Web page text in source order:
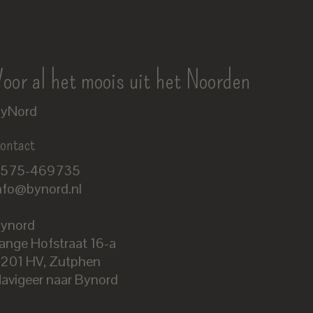
al het moois uit het Noorden
469735
Hofstraat 16-a
HV, Zutphen
naar Bynord